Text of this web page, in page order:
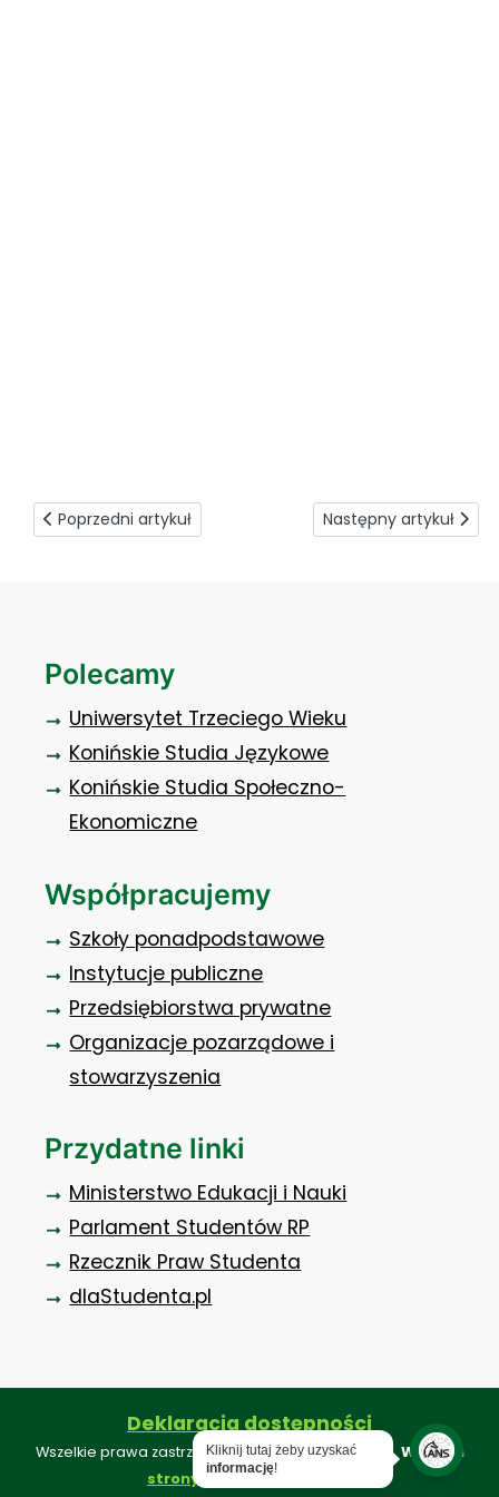
Poprzedni artykuł: Zaprogramują i wytoczą
Poprzedni artykuł Następny artykuł:
Następny artykuł
Polecamy
Uniwersytet Trzeciego Wieku
Konińskie Studia Językowe
Konińskie Studia Społeczno-
Ekonomiczne
Współpracujemy
Szkoły ponadpodstawowe
Instytucje publiczne
Przedsiębiorstwa prywatne
Organizacje pozarządowe i
stowarzyszenia
Przydatne linki
Ministerstwo Edukacji i Nauki
Parlament Studentów RP
Rzecznik Praw Studenta
dlaStudenta.pl
Deklaracja dostępności
Wszelkie prawa zastrzeżone ©. Projekt i realizacja:Webkon
strony internetowe konin
Kliknij tutaj żeby uzyskać
informację